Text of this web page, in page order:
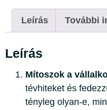
Leírás További
Leírás
Mítoszok a
tévhiteket és
tényleg olyan-e,